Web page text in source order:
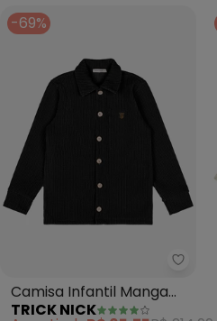
-69%
Trick
Camisa Infantil Manga
Longa (Preto)
TRICK NICK